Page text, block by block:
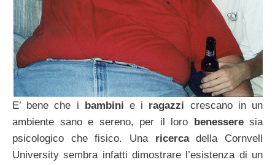
E’ bene che i bambini e i ragazzi crescano in un
ambiente sano e sereno, per il loro
benesseresia
psicologico che fisico. Una ricercadella Cornvell
University sembra infatti dimostrare l’esistenza di un